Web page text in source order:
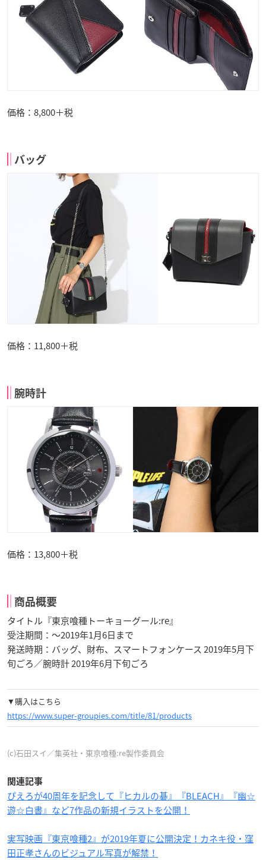
価格：8,800＋税
バッグ
価格：11,800＋税
腕時計
価格：13,800＋税
商品概要
タイトル『東京喰種トーキョーグール:re』
受注期間：〜2019年1月6日まで
発送時期：バッグ、財布、スマートフォンケース 2019年5月下
旬ごろ／腕時計 2019年6月下旬ごろ
▼購入はこちら
https://www.super-groupies.com/title/81/products
(c)石田スイ／集英社・東京喰種:re製作委員会
関連記事
ぴえろが40周年を記念して『ヒカルの碁』『BLEACH』『幽☆
遊☆白書』など7作品の新規イラストを公開！
実写映画『東京喰種2』が2019年夏に公開決定！カネキ役・窪
田正孝さんのビジュアル写真が解禁！